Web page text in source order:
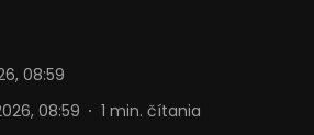
08:59
08:59 1 min. čítania